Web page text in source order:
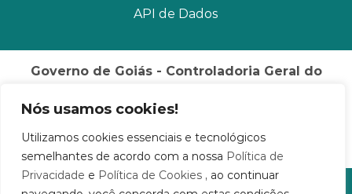
Nós usamos cookies!
Utilizamos cookies essenciais e tecnológicos
semelhantes de acordo com a nossa Política de
Privacidade e Política de Cookies , ao continuar
API de Dados
Governo de Goiás - Controladoria Geral do
Palácio Pedro Ludovico Teixeira Rua 82, Nº 400, 3º
Setor Sul Goiânia / GO CEP: 74015-908
© 2020 - 2026 Distribuído por STI/SGG